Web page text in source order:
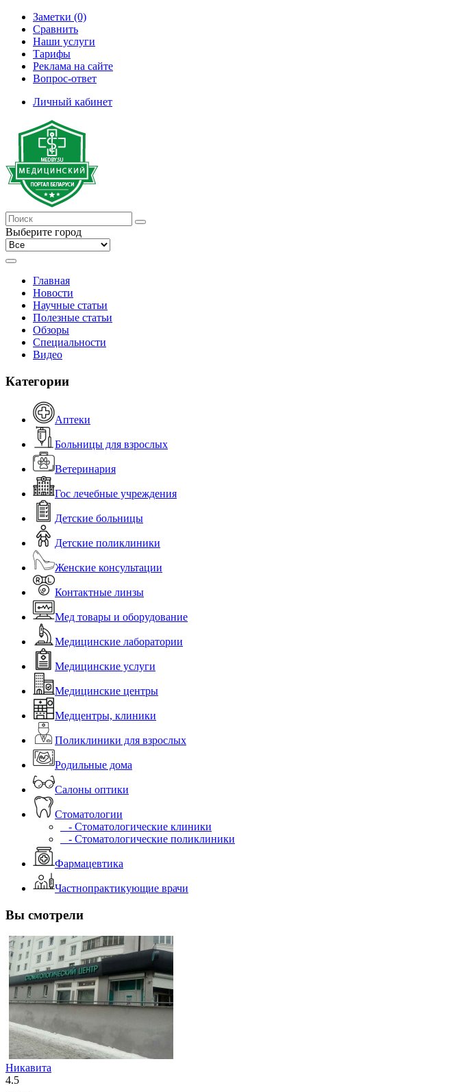
Заметки (0)
Сравнить
Наши услуги
Тарифы
Реклама на сайте
Вопрос-ответ
Личный кабинет
Выберите город
Главная
Новости
Научные статьи
Полезные статьи
Обзоры
Специальности
Видео
Категории
Аптеки
Больницы для взрослых
Ветеринария
Гос лечебные учреждения
Детские больницы
Детские поликлиники
Женские консультации
Контактные линзы
Мед товары и оборудование
Медицинские лаборатории
Медицинские услуги
Медицинские центры
Медцентры, клиники
Поликлиники для взрослых
Родильные дома
Салоны оптики
Стоматологии
- Стоматологические клиники
- Стоматологические поликлиники
Фармацевтика
Частнопрактикующие врачи
Вы смотрели
Никавита
4.5